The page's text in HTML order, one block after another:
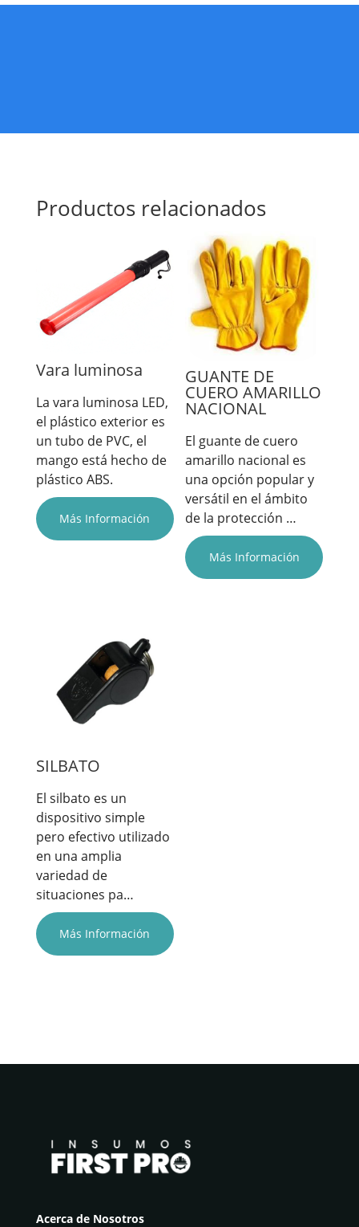
Productos relacionados
Vara luminosa
La vara luminosa LED,
el plástico exterior es
un tubo de PVC, el
mango está hecho de
plástico ABS.
Más Información
GUANTE DE
CUERO AMARILLO
NACIONAL
El guante de cuero
amarillo nacional es
una opción popular y
versátil en el ámbito
de la protección …
Más Información
SILBATO
El silbato es un
dispositivo simple
pero efectivo utilizado
en una amplia
variedad de
situaciones pa…
Más Información
Acerca de Nosotros